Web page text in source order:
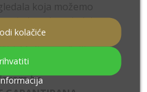
i okrugla ogledala
izrađujemo po
Molimo pošaljite
na e-
kolačiće